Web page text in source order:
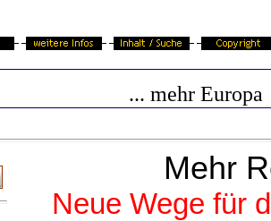
... mehr Europa
Mehr
Neue Wege für